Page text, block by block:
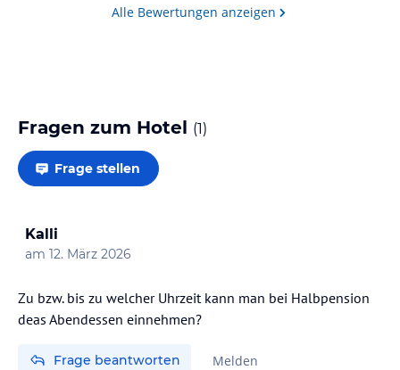
Alle Bewertungen anzeigen
Fragen zum Hotel (1)
Frage stellen
Kalli
am 12. März 2026
Zu bzw. bis zu welcher Uhrzeit kann man bei Halbpension
deas Abendessen einnehmen?
Frage beantworten Melden